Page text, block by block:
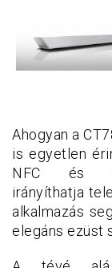
Ahogyan a
is egyetlen
NFC és
irányíthatja
alkalmazás
elegáns ezüst